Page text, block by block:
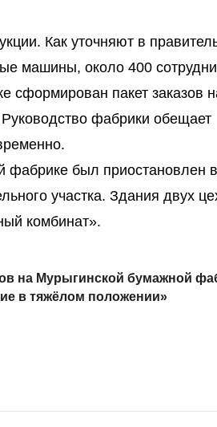
Как уточняют в
машины, около 400
сформирован пакет заказов
фабрики обещает
фабрике был приостановлен
участка. Здания двух
комбинат».
на Мурыгинской бумажной
в тяжёлом положении»